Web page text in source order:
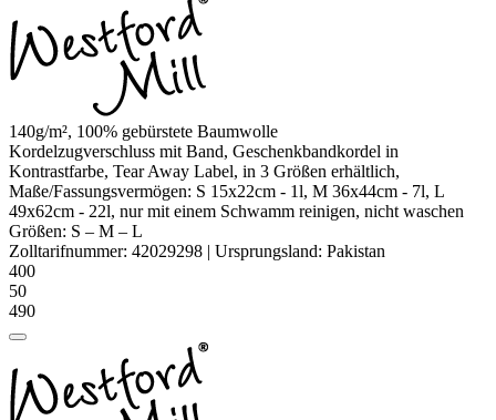
140g/m², 100% gebürstete Baumwolle
Kordelzugverschluss mit Band, Geschenkbandkordel in
Kontrastfarbe, Tear Away Label, in 3 Größen erhältlich,
Maße/Fassungsvermögen: S 15x22cm - 1l, M 36x44cm - 7l, L
49x62cm - 22l, nur mit einem Schwamm reinigen, nicht waschen
Größen: S – M – L
Zolltarifnummer: 42029298 | Ursprungsland: Pakistan
400
50
490